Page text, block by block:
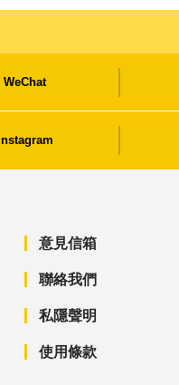
WeChat
Instagram
意見信箱
聯絡我們
私隱聲明
使用條款